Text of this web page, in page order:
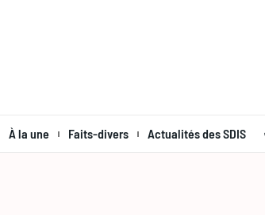
À la une Faits-divers Actualités des SDIS